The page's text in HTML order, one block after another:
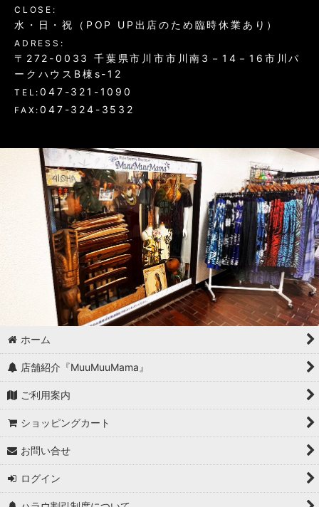
CLOSE:
水・日・祝（POP UP出店のため臨時休業あり）
ADRESS:
〒272-0033 千葉県市川市市川南3－14－16市川パ
ークハウスB棟s-12
TEL:047-321-1090
FAX:047-324-3532
ホーム
店舗紹介『MuuMuuMama』
ご利用案内
ショッピングカート
お問い合せ
ログイン